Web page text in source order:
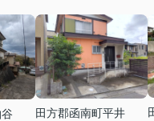
田方郡函南町平井